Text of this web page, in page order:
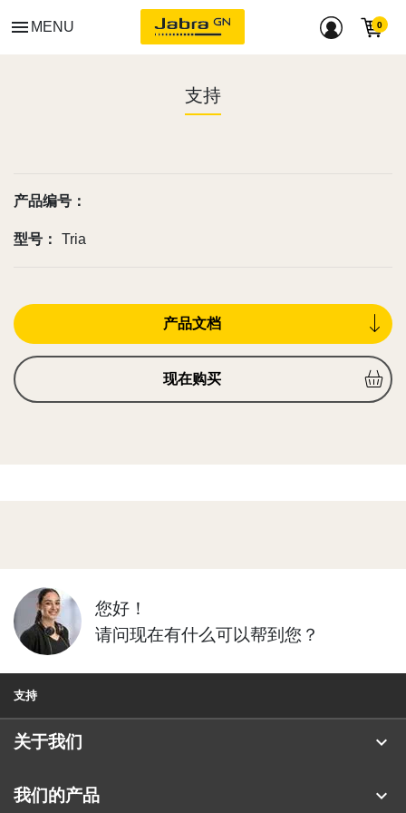
menu MENU
支持
产品编号：
型号： Tria
产品文档
现在购买
您好！
请问现在有什么可以帮到您？
支持
expand_more
关于我们
expand_more
我们的产品